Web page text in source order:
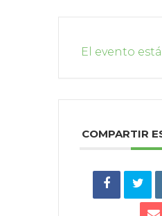
El evento
COMPARTIR